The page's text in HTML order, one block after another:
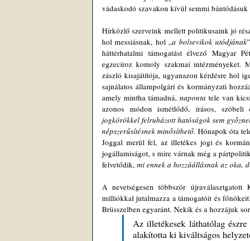
vádaskodó szavakon kívül semmi bántódásuk
Hírközlő szerveink mellett politikusaink jó
hol messiásnak, hol „a bolsevikok utódjának
háttérhatalmi támogatást élvező Magyar
egzecíroz komoly szakmai intézményeket.
zászló kisajátítója, ugyanazon kérdésre hol
sajnálatos állampolgári és kormányzati
amely mintha támadná, naponta tele van
azonos módon ismétlődő, írásos,
jogkörökkel felruházott hatóságok sem
népszerűsítésnek minősíthető. Hónapok óta
Joggal merül fel, az illetékes jogi és
jogállamiságot, s mire várnak még a
felvetődik, mi ennek a hozzáállásnak az oka,
A nevetségesen többször
milliókkal jutalmazza a támogatóit és
Brüsszelben egyaránt. Nekik és a hozzájuk
Az illetékesek láthatólag
alakította ki kiváltságos